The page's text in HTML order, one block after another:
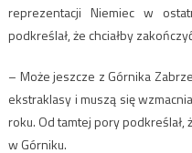
reprezentacji Niemiec w
podkreślał, że chciałby
– Może jeszcze z Górnika
ekstraklasy i muszą się
roku. Od tamtej pory podkreślał,
w Górniku.